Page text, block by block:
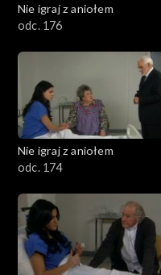
Nie igraj z aniołem
odc. 176
Nie igraj z aniołem
odc. 174